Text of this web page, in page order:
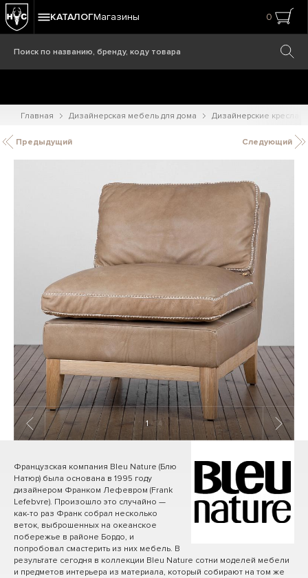
КАТАЛОГМагазины 0
Главная Дизайнерская мебель для дома Дизайнерские кресла
Предыдущий Следующий
1/ 14
Французская компания Bleu Nature (Блю
Натюр) была основана в 1995 году
дизайнером Франком Лефевром (Frank
Lefebvre). Произошло это случайно —
как-то раз Франк собрал несколько
веток, выброшенных на океанское
побережье в районе Бордо, и
попробовал смастерить из них мебель. В
результате сегодня в коллекции Bleu Nature сотни моделей мебели
и предметов интерьера из материала, который собирают на том же